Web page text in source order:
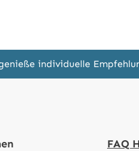
individuelle
FAQ